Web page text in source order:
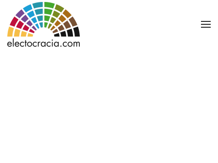
Ir al contenido principal